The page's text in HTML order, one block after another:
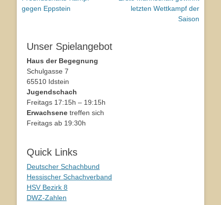
Beitrag:
gegen Eppstein
Beitrag:letzten Wettkampf der
Saison
Unser Spielangebot
Haus der Begegnung
Schulgasse 7
65510 Idstein
Jugendschach
Freitags 17:15h – 19:15h
Erwachsene treffen sich
Freitags ab 19:30h
Quick Links
Deutscher Schachbund
Hessischer Schachverband
HSV Bezirk 8
DWZ-Zahlen